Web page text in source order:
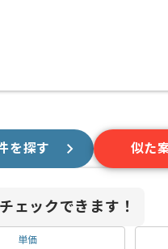
を探す 似た
ェックできます！
単価